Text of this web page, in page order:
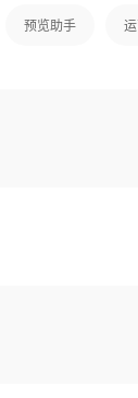
预览助手